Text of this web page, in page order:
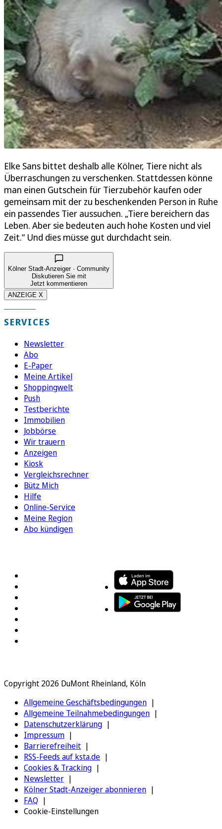
Elke Sans bittet deshalb alle Kölner, Tiere nicht als
Überraschungen zu verschenken. Stattdessen könne
man einen Gutschein für Tierzubehör kaufen oder
gemeinsam mit der zu beschenkenden Person in Ruhe
ein passendes Tier aussuchen. „Tiere bereichern das
Leben. Aber sie bedeuten auch hohe Kosten und viel
Zeit.“ Und dies müsse gut durchdacht sein.
Kölner Stadt-Anzeiger · Community
Diskutieren Sie mit
Jetzt kommentieren
ANZEIGE X
SERVICES
Newsletter
Abo
E-Paper
Meine Artikel
Shoppingwelt
Push
Testberichte
Immobilien
Jobbörse
Wir trauern
Anzeigen
Kiosk
Vergleichsrechner
Bütz Mich
Hilfe
Online-Service
Meine Region
Abo kündigen
Copyright 2026 DuMont Rheinland, Köln
Allgemeine Geschäftsbedingungen
Allgemeine Teilnahmebedingungen
Datenschutzerklärung
Impressum
Barrierefreiheit
RSS-Feeds auf ksta.de
Cookies & Tracking
Newsletter
Kölner Stadt-Anzeiger abonnieren
FAQ
Cookie-Einstellungen